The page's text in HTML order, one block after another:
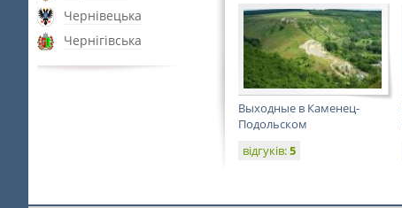
Чернівецька
Чернігівська
Выходные в Каменец-
Подольском
відгуків:5